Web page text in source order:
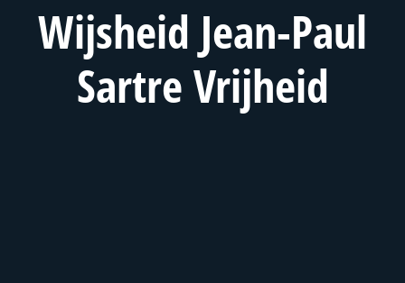
Wijsheid Jean-Paul
Sartre Vrijheid